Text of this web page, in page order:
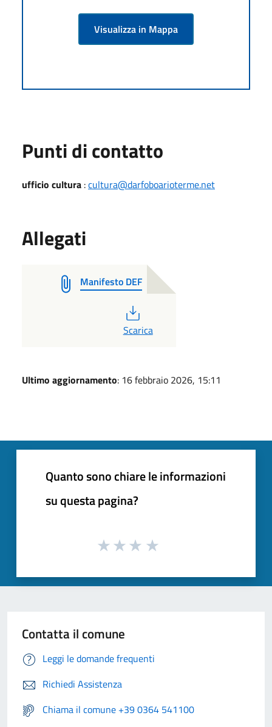
Visualizza in Mappa
Punti di contatto
ufficio cultura :cultura@darfoboarioterme.net
Allegati
Manifesto DEF
PDF
Scarica
Ultimo aggiornamento: 16 febbraio 2026, 15:11
Quanto sono chiare le informazioni
su questa pagina?
Contatta il comune
Leggi le domande frequenti
Richiedi Assistenza
Chiama il comune +39 0364 541100